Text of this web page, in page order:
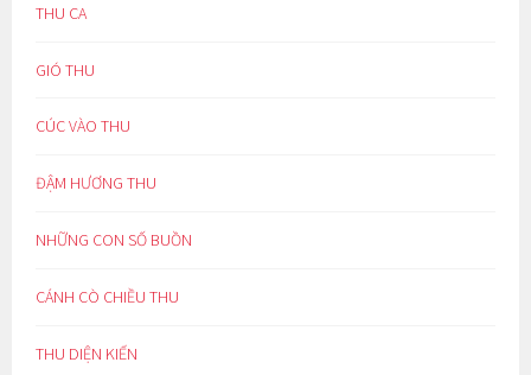
THU CA
GIÓ THU
CÚC VÀO THU
ĐẬM HƯƠNG THU
NHỮNG CON SỐ BUỒN
CÁNH CÒ CHIỀU THU
THU DIỆN KIẾN